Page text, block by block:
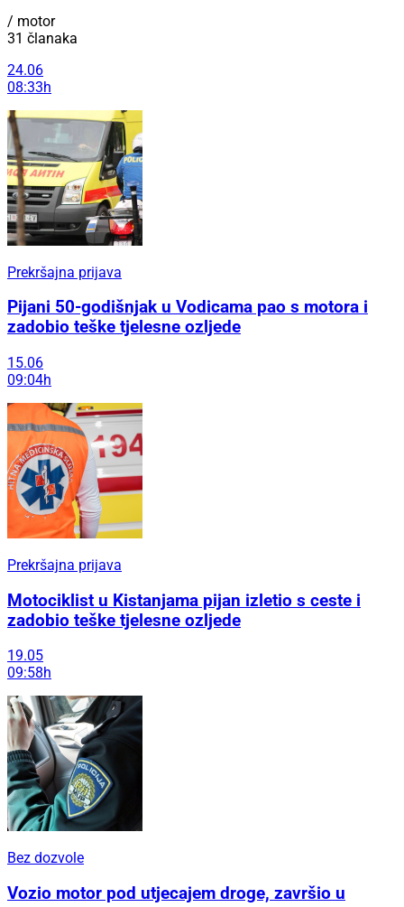
/ motor
31 članaka
24.06
08:33h
Prekršajna prijava
Pijani 50-godišnjak u Vodicama pao s motora i
zadobio teške tjelesne ozljede
15.06
09:04h
Prekršajna prijava
Motociklist u Kistanjama pijan izletio s ceste i
zadobio teške tjelesne ozljede
19.05
09:58h
Bez dozvole
Vozio motor pod utjecajem droge, završio u